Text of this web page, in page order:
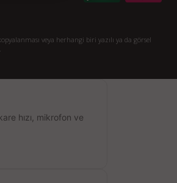
veya herhangi biri yazılı ya da görsel
hızı, mikrofon ve